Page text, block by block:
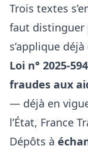
Trois textes
faut distinguer
s’applique
Loi n° 2025-
fraudes aux
— déjà en
l’État, France
Dépôts à